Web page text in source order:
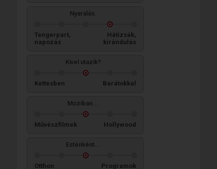
Nyaralás:
Tengerpart,
napozás
Hátizsák,
kirándulás
Kivel utazik?
Kettesben Barátokkal
Moziban...
Művészfilmek Hollywood
Esténként...
Otthon Programok